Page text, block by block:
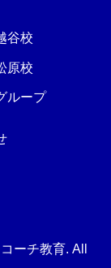
谷校
原校
ループ
ーチ教育. All